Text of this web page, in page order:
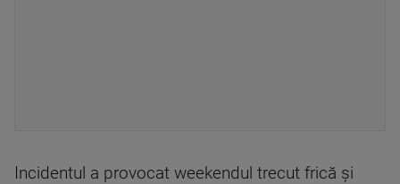
Incidentul a provocat weekendul trecut frică şi